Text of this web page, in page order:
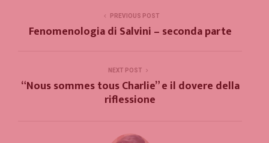
PREVIOUS POST
Fenomenologia di Salvini – seconda parte
NEXT POST
“Nous sommes tous Charlie” e il dovere della
riflessione